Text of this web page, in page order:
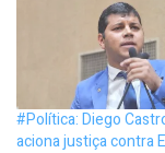
#Política: Diego
aciona justiça contra